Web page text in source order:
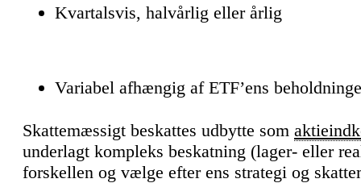
Kvartalsvis, halvårlig eller årlig
Variabel afhængig af ETF’ens
Skattemæssigt beskattes udbytte som
underlagt kompleks beskatning (lager- eller
forskellen og vælge efter ens strategi og